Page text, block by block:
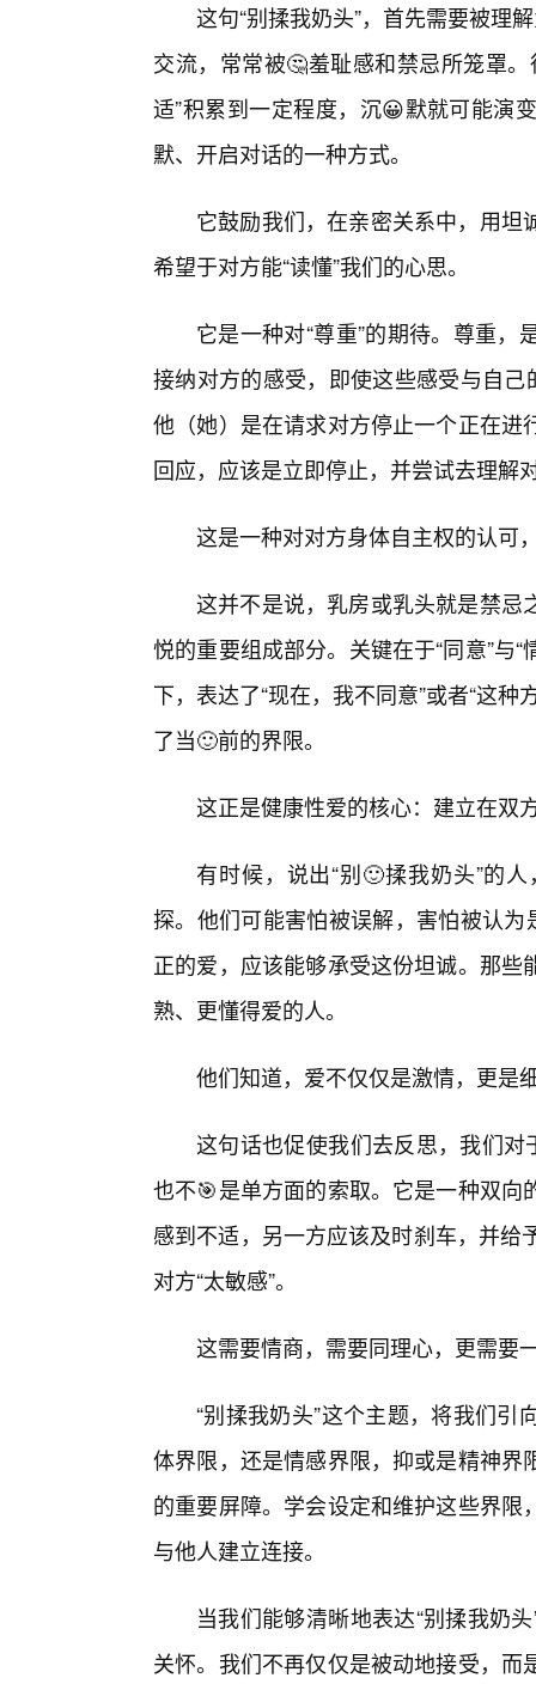
这句“别揉我奶头”，首先需要被理
交流，常常被🤔羞耻感和禁忌所笼罩
适”积累到一定程度，沉😀默就可能演
默、开启对话的一种方式。
它鼓励我们，在亲密关系中，用
希望于对方能“读懂”我们的心思。
它是一种对“尊重”的期待。尊重
接纳对方的感受，即使这些感受与自
他（她）是在请求对方停止一个正在
回应，应该是立即停止，并尝试去理解
这是一种对对方身体自主权的认可
这并不是说，乳房或乳头就是禁忌
悦的重要组成部分。关键在于“同意”与
下，表达了“现在，我不同意”或者“这
了当🙂前的界限。
这正是健康性爱的核心：建立在双
有时候，说出“别🙂揉我奶头”的
探。他们可能害怕被误解，害怕被认
正的爱，应该能够承受这份坦诚。那
熟、更懂得爱的人。
他们知道，爱不仅仅是激情，更是
这句话也促使我们去反思，我们对
也不🎯是单方面的索取。它是一种双
感到不适，另一方应该及时刹车，并
对方“太敏感”。
这需要情商，需要同理心，更需要
“别揉我奶头”这个主题，将我们
体界限，还是情感界限，抑或是精神
的重要屏障。学会设定和维护这些界
与他人建立连接。
当我们能够清晰地表达“别揉我奶
关怀。我们不再仅仅是被动地接受，